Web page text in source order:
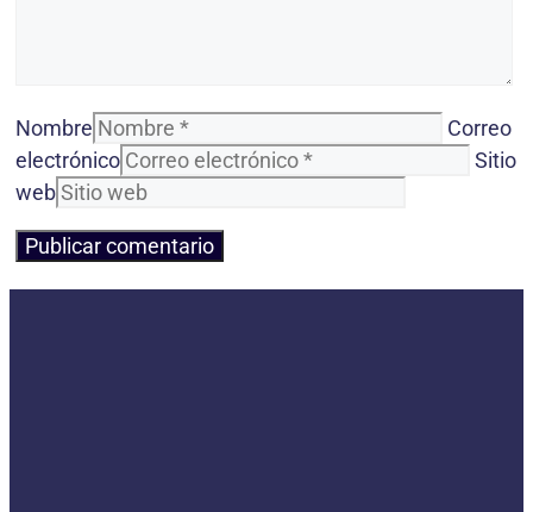
Nombre
Correo
electrónico
Sitio
web